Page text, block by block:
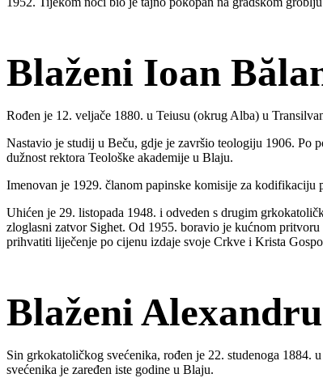
Blaženi Ioan
Rođen je 12. veljače 1880. u Teiusu (okrug Alba) u
Nastavio je studij u Beču, gdje je završio teologiju 1906. Po
dužnost rektora Teološke akademije u Blaju.
Imenovan je 1929. članom papinske komisije za kodifikaciju
Uhićen je 29. listopada 1948. i odveden s drugim
zloglasni zatvor Sighet. Od 1955. boravio je kućnom
prihvatiti liječenje po cijenu izdaje svoje Crkve i Krista
Blaženi
Sin grkokatoličkog svećenika, rođen je 22. studenoga 1884.
svećenika je zaređen iste godine u Blaju.